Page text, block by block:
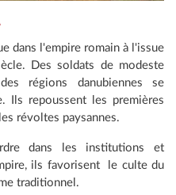
dans l'empire romain à l'issue
Des soldats de modeste
régions danubiennes se
Ils repoussent les premières
révoltes paysannes.
dans les institutions et
ils favorisent le culte du
traditionnel.